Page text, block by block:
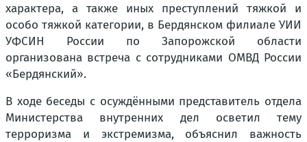
характера, а также иных преступлений тяжкой и
особо тяжкой категории, в Бердянском филиале УИИ
УФСИН России по Запорожской области
организована встреча с сотрудниками ОМВД России
«Бердянский».
В ходе беседы с осуждёнными представитель отдела
Министерства внутренних дел осветил тему
терроризма и экстремизма, объяснил важность